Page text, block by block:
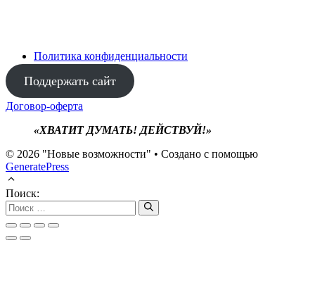
Политика конфиденциальности
Поддержать сайт
Договор-оферта
«ХВАТИТ ДУМАТЬ! ДЕЙСТВУЙ!»
© 2026 "Новые возможности" • Создано с помощью
GeneratePress
Поиск: